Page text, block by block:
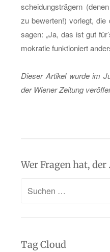
schei­dungs­trä­gern
zu be­wer­ten!) vor­legt,
sagen: „Ja, das ist gut
mo­kra­tie funk­tio­niert
Die­ser Ar­ti­kel wurde im
der Wie­ner Zei­tung
Wer Fragen hat, der
Suchen
Tag Cloud